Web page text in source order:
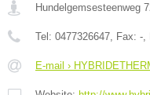
Hundelgemsesteenweg
Tel: 0477326647 , Fax: -
E-mail ›